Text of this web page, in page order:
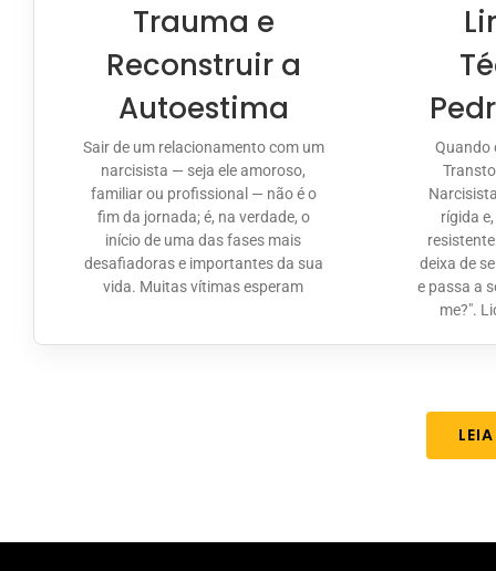
Trauma e
Reconstruir a
Autoestima
Sair de um relacionamento com um
narcisista — seja ele amoroso,
familiar ou profissional — não é o
fim da jornada; é, na verdade, o
início de uma das fases mais
desafiadoras e importantes da sua
vida. Muitas vítimas esperam
Quando
rígida
deixa de
e passa a
me?".